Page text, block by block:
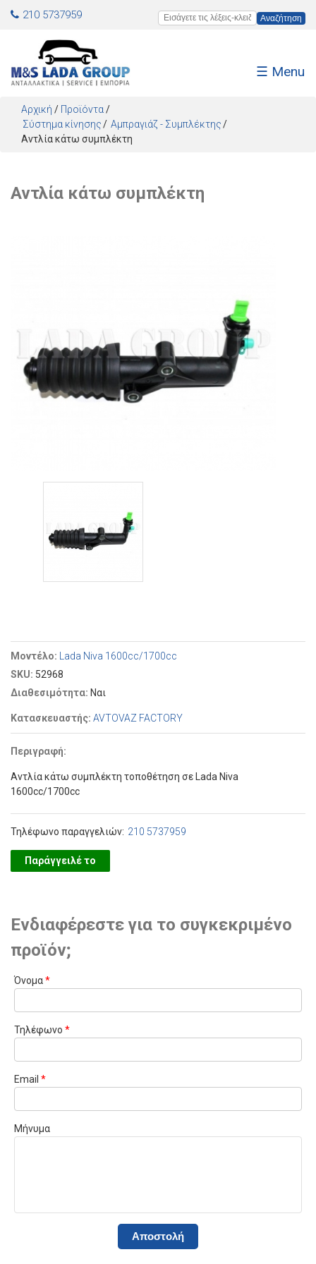
Jump to navigation
210 5737959 Εισάγετε τις λέξεις-κλειδιά
☰ Menu
Αρχική / Προϊόντα /
Σύστημα κίνησης
Αμπραγιάζ - Συμπλέκτης
Αντλία κάτω συμπλέκτη
Αντλία κάτω συμπλέκτη
Μοντέλο:
Lada Niva 1600cc/1700cc
SKU: 52968
Διαθεσιμότητα: Ναι
Κατασκευαστής: AVTOVAZ FACTORY
Περιγραφή:
Αντλία κάτω συμπλέκτη τοποθέτηση σε Lada Niva
1600cc/1700cc
Τηλέφωνο παραγγελιών: 210 5737959
Παράγγειλέ το
Ενδιαφέρεστε για το συγκεκριμένο
προϊόν;
Όνομα*
Τηλέφωνο *
Email *
Μήνυμα